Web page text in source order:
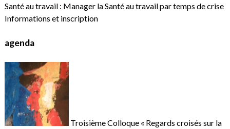
Santé au travail : Manager la Santé au travail par temps de crise
Informations et inscription
agenda
Troisième Colloque « Regards croisés sur la